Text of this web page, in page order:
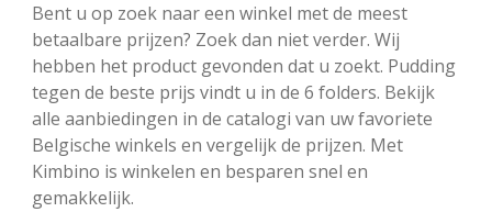
Bent u op zoek naar een winkel met de meest
betaalbare prijzen? Zoek dan niet verder. Wij
hebben het product gevonden dat u zoekt. Pudding
tegen de beste prijs vindt u in de 6 folders. Bekijk
alle aanbiedingen in de catalogi van uw favoriete
Belgische winkels en vergelijk de prijzen. Met
Kimbino is winkelen en besparen snel en
gemakkelijk.